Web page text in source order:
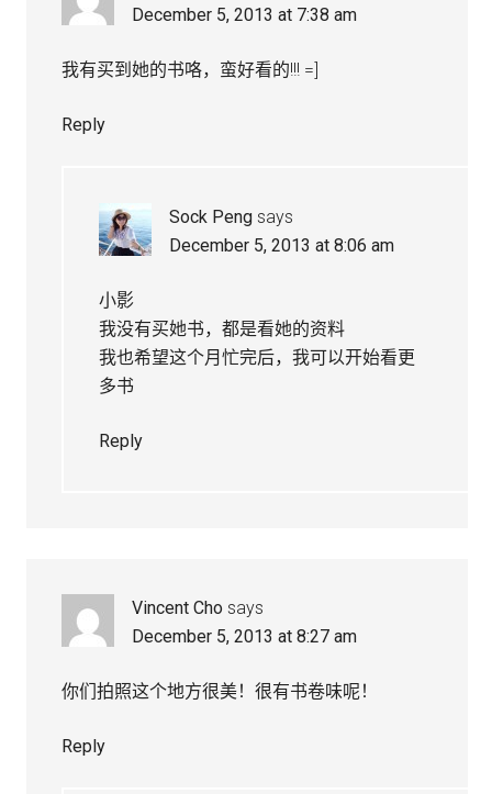
December 5, 2013 at 7:38 am
我有买到她的书咯，蛮好看的!!! =]
Reply
Sock Peng says
December 5, 2013 at 8:06 am
小影
我没有买她书，都是看她的资料
我也希望这个月忙完后，我可以开始看更
多书
Reply
Vincent Cho says
December 5, 2013 at 8:27 am
你们拍照这个地方很美！很有书卷味呢！
Reply